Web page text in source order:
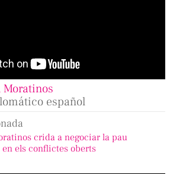
español
crida a negociar la pau
els conflictes oberts